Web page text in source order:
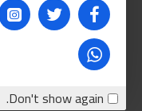
Don't show again.
بوش مساحات سيارة 20بوصة
375.00LE
اضافة للسلة